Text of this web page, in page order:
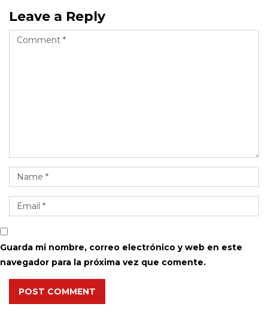
Leave a Reply
Guarda mi nombre, correo electrónico y web en este
navegador para la próxima vez que comente.
POST COMMENT